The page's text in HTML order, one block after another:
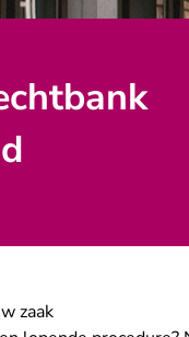
zaak